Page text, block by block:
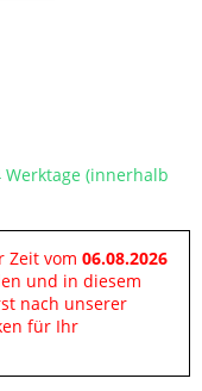
(innerhalb
Zeit vom 06.08.2026
und in diesem
nach unserer
für Ihr